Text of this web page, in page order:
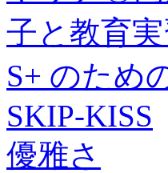
子と教育
S+ のため
SKIP-KISS
優雅さ